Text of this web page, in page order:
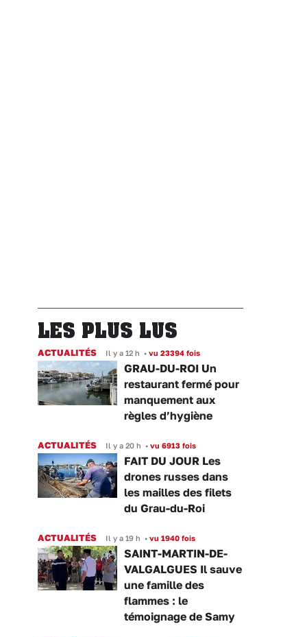
LES PLUS LUS
ACTUALITÉS Il y a 12 h • vu 23394 fois
GRAU-DU-ROI Un
restaurant fermé pour
manquement aux
règles d’hygiène
ACTUALITÉS Il y a 20 h • vu 6913 fois
FAIT DU JOUR Les
drones russes dans
les mailles des filets
du Grau-du-Roi
ACTUALITÉS Il y a 19 h • vu 1940 fois
SAINT-MARTIN-DE-
VALGALGUES Il sauve
une famille des
flammes : le
témoignage de Samy